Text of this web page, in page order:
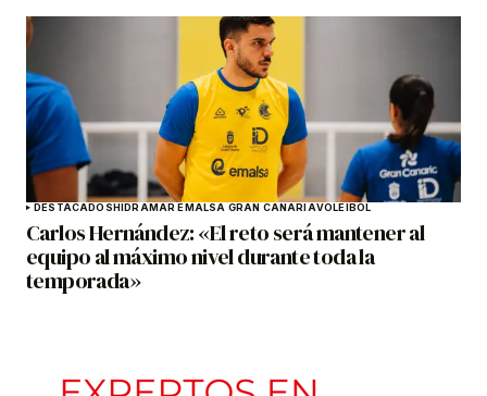
DESTACADOSHIDRAMAR EMALSA GRAN CANARIAVOLEIBOL
Carlos Hernández: «El reto será mantener al
equipo al máximo nivel durante toda la
temporada»